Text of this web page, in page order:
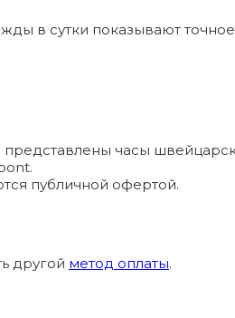
в сутки показывают
часы
публичной офертой.
другой метод оплаты.